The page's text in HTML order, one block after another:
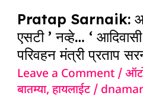
o
k
p
Pratap Sarnaik:
एसटी ’ नव्हे… ‘
परिवहन मंत्री प्रताप
Leave a Comment /
बातम्या,हायलाईट/
Sarnaik:
आता…
‘
गाव
तिथे